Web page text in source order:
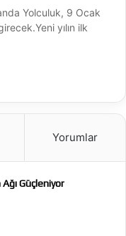
Yolculuk, 9 Ocak
yılın ilk
Yorumlar
Güçleniyor